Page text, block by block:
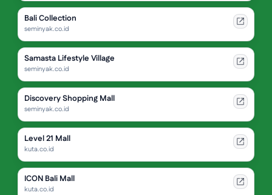
Bali Collection
seminyak.co.id
Samasta Lifestyle Village
seminyak.co.id
Discovery Shopping Mall
seminyak.co.id
Level 21 Mall
kuta.co.id
ICON Bali Mall
kuta.co.id